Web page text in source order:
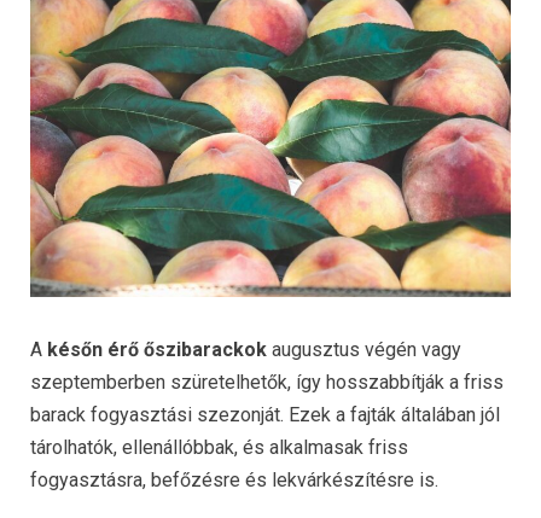
A későn érő őszibarackok augusztus végén vagy
szeptemberben szüretelhetők, így hosszabbítják a friss
barack fogyasztási szezonját. Ezek a fajták általában jól
tárolhatók, ellenállóbbak, és alkalmasak friss
fogyasztásra, befőzésre és lekvárkészítésre is.